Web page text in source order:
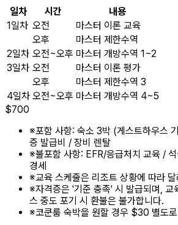
일차 시간
내용
1일차 오전
마스터 이론 교육
오후
마스터 제한수역
2일차 오전~오후 마스터 개방수역 1~2
3일차 오전
마스터 이론 평가
오후
마스터 제한수역 3
4일차 오전~오후 마스터 개방수역 4~5
$700
※포함 사항: 숙소 3박 (게스트하우스
증 발급비 / 장비 렌탈
※불포함 사항: EFR/응급처치 교육 /
경세
※교육 스케줄은 리조트 상황에 따라
※자격증은 '기준 충족' 시 발급되며, 교
스 중도 포기 시 환불은 불가합니다.
※코쿤룸 숙박을 원할 경우 $30 별도